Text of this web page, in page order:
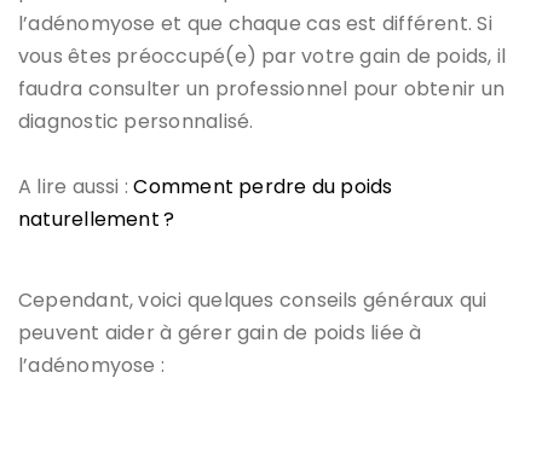
l’adénomyose et que chaque cas est différent. Si
vous êtes préoccupé(e) par votre gain de poids, il
faudra consulter un professionnel pour obtenir un
diagnostic personnalisé.
A lire aussi :Comment perdre du poids
naturellement ?
Cependant, voici quelques conseils généraux qui
peuvent aider à gérer gain de poids liée à
l’adénomyose :